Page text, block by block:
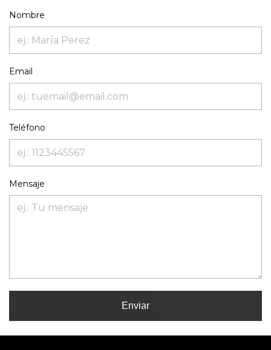
Nombre
Email
Teléfono
Mensaje
Enviar